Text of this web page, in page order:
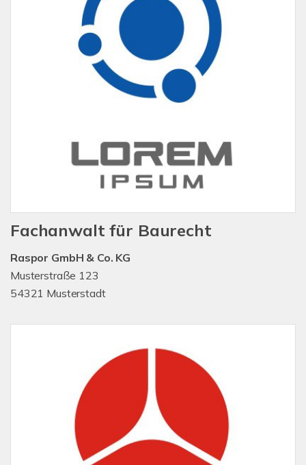
Fachanwalt für Baurecht
Raspor GmbH & Co. KG
Musterstraße 123
54321 Musterstadt